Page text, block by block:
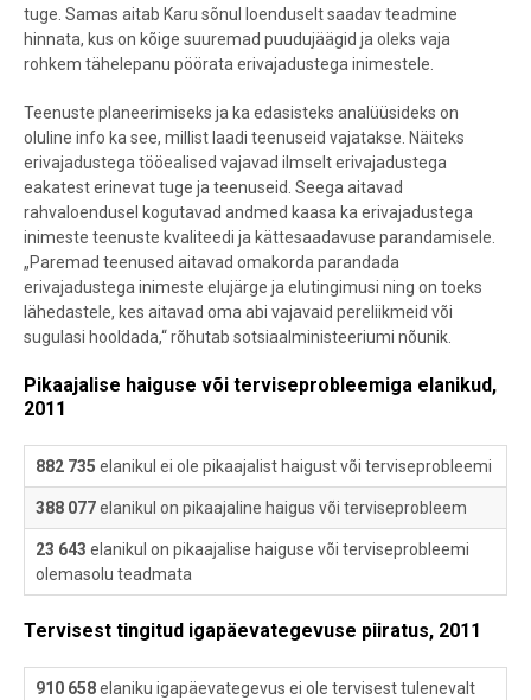
tuge. Samas aitab Karu sõnul loenduselt saadav teadmine
hinnata, kus on kõige suuremad puudujäägid ja oleks vaja
rohkem tähelepanu pöörata erivajadustega inimestele.
Teenuste planeerimiseks ja ka edasisteks analüüsideks on
oluline info ka see, millist laadi teenuseid vajatakse. Näiteks
erivajadustega tööealised vajavad ilmselt erivajadustega
eakatest erinevat tuge ja teenuseid. Seega aitavad
rahvaloendusel kogutavad andmed kaasa ka erivajadustega
inimeste teenuste kvaliteedi ja kättesaadavuse parandamisele.
„Paremad teenused aitavad omakorda parandada
erivajadustega inimeste elujärge ja elutingimusi ning on toeks
lähedastele, kes aitavad oma abi vajavaid pereliikmeid või
sugulasi hooldada,“ rõhutab sotsiaalministeeriumi nõunik.
Pikaajalise haiguse või terviseprobleemiga elanikud,
2011
882 735 elanikul ei ole pikaajalist haigust või terviseprobleemi
388 077elanikul on pikaajaline haigus või terviseprobleem
23 643 elanikul on pikaajalise haiguse või terviseprobleemi
olemasolu teadmata
Tervisest tingitud igapäevategevuse piiratus, 2011
910 658elaniku igapäevategevus ei ole tervisest tulenevalt